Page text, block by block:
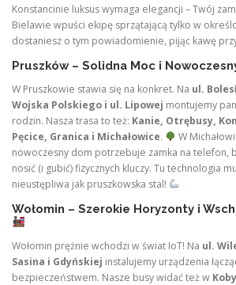
Konstancinie luksus wymaga elegancji – Twój
Bielawie wpuści ekipę sprzątającą tylko w
dostaniesz o tym powiadomienie, pijąc kawę
Pruszków – Solidna Moc i
W Pruszkowie stawia się na konkret. Na ul.
Wojska Polskiego i ul. Lipowej montujemy
rodzin. Nasza trasa to też: Kanie, Otrębusy,
Pęcice, Granica i Michałowice.
W
nowoczesny dom potrzebuje zamka na telefon,
nosić (i gubić) fizycznych kluczy. Tu technologia
nieustępliwa jak pruszkowska stal!
Wołomin – Szerokie Horyzonty i
Wołomin prężnie wchodzi w świat IoT! Na ul.
Sasina i Gdyńskiej instalujemy urządzenia
bezpieczeństwem. Nasze busy widać też w